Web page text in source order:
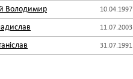
Володимир
10.04.1997
11.07.2003
31.07.1991